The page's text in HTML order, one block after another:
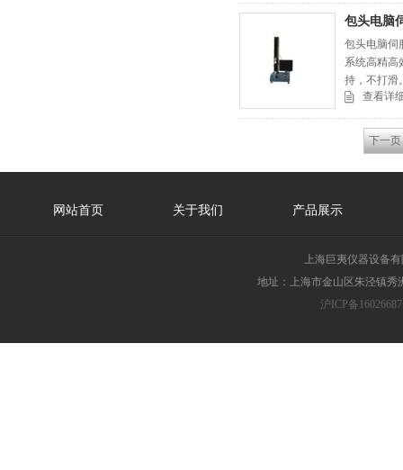
包头电脑
包头电脑伺
系统高精高
持，不打滑
查看详
下一页
网站首页 关于我们 产品展示
上海巨夷仪器设备
地址：上海市金山区朱泾镇秀
沪ICP备